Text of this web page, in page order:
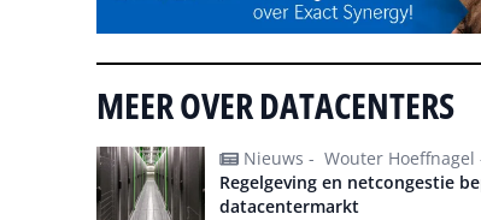
MEER OVER DATACENTERS
Nieuws - Wouter Hoeffnagel
Regelgeving en netcongestie
datacentermarkt